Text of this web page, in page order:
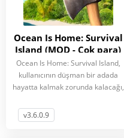
Ocean Is Home: Survival
Island (MOD - Çok para)
Ocean Is Home: Survival Island,
kullanıcının düşman bir adada
hayatta kalmak zorunda kalacağı,
v3.6.0.9